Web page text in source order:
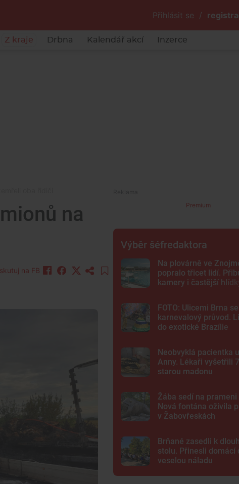
Přihlásit se /
Z kraje Drbna Kalendář akcí Inzerce
na
na FB
Premium
Výběr šéfredaktora
Na plovárně ve
popralo třicet lidí.
kamery i častější hlídky
FOTO: Ulicemi Brna
karnevalový průvod.
do exotické Brazílie
Neobvyklá pacientka
Anny. Lékaři vyšetřili
starou madonu
Žába sedí na prameni
Nová fontána oživila
v Žabovřeskách
Brňané zasedli k
stolu. Přinesli domácí
veselou náladu